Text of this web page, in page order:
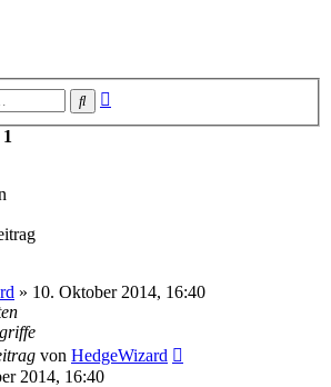
Suche
1
» 10. Oktober 2014, 16:40
von HedgeWizard
2014, 16:40